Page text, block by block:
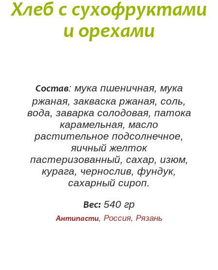
Хлеб с сухофруктами
и орехами
Состав: мука пшеничная, мука
ржаная, закваска ржаная, соль,
вода, заварка солодовая, патока
карамельная, масло
растительное подсолнечное,
яичный желток
пастеризованный, сахар, изюм,
курага, чернослив, фундук,
сахарный сироп.
Вес: 540 гр
Антипасти, Россия, Рязань